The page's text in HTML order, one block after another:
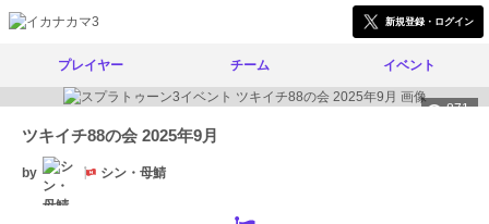
新規登録・ログイン
プレイヤー チーム イベント
871
ツキイチ88の会 2025年9月
by シン・母鯖